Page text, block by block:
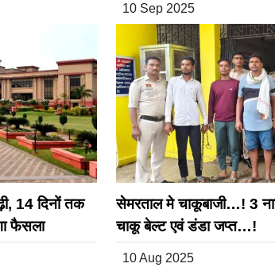
10 Sep 2025
14 दिनों तक
फैसला
सेमरताल मे चाकूबाजी…! 3
चाकू बेल्ट एवं डंडा जप्त…!
10 Aug 2025